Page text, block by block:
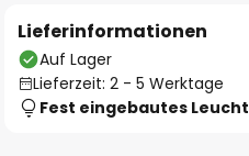
Lieferinformationen
Auf Lager
Lieferzeit: 2 - 5 Werktage
Fest eingebautes